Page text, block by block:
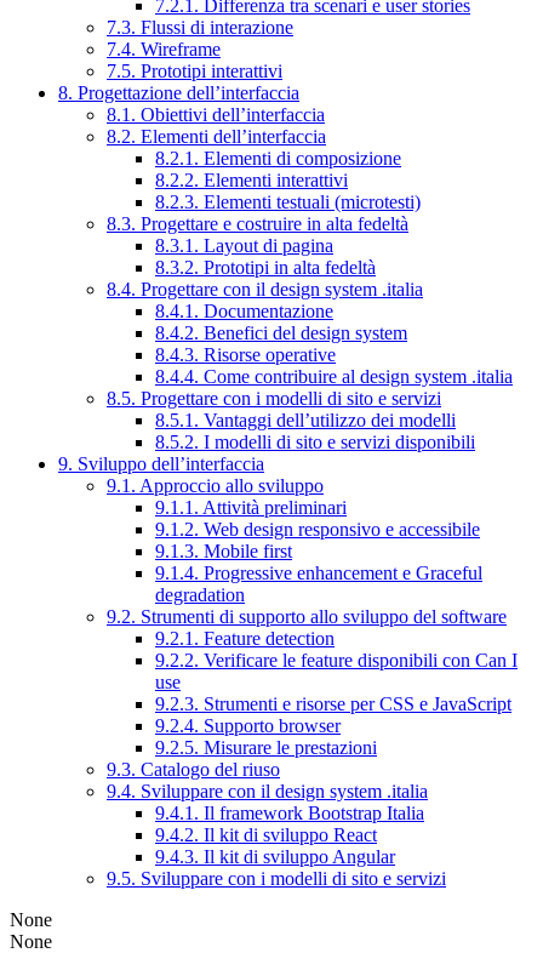
7.2.1. Differenza tra scenari e user stories
7.3. Flussi di interazione
7.4. Wireframe
7.5. Prototipi interattivi
8. Progettazione dell’interfaccia
8.1. Obiettivi dell’interfaccia
8.2. Elementi dell’interfaccia
8.2.1. Elementi di composizione
8.2.2. Elementi interattivi
8.2.3. Elementi testuali (microtesti)
8.3. Progettare e costruire in alta fedeltà
8.3.1. Layout di pagina
8.3.2. Prototipi in alta fedeltà
8.4. Progettare con il design system .italia
8.4.1. Documentazione
8.4.2. Benefici del design system
8.4.3. Risorse operative
8.4.4. Come contribuire al design system .italia
8.5. Progettare con i modelli di sito e servizi
8.5.1. Vantaggi dell’utilizzo dei modelli
8.5.2. I modelli di sito e servizi disponibili
9. Sviluppo dell’interfaccia
9.1. Approccio allo sviluppo
9.1.1. Attività preliminari
9.1.2. Web design responsivo e accessibile
9.1.3. Mobile first
9.1.4. Progressive enhancement e Graceful
degradation
9.2. Strumenti di supporto allo sviluppo del software
9.2.1. Feature detection
9.2.2. Verificare le feature disponibili con Can I
use
9.2.3. Strumenti e risorse per CSS e JavaScript
9.2.4. Supporto browser
9.2.5. Misurare le prestazioni
9.3. Catalogo del riuso
9.4. Sviluppare con il design system .italia
9.4.1. Il framework Bootstrap Italia
9.4.2. Il kit di sviluppo React
9.4.3. Il kit di sviluppo Angular
9.5. Sviluppare con i modelli di sito e servizi
None
None